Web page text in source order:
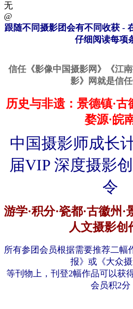
无
@
跟随不同摄影团会有不同收获 -
仔细阅读每项
信任《影像中国摄影网》 《江
影》 网就是信
历史与非遗： 景德镇·古
婺源·皖
中国摄影师成长
届VIP 深度摄影
令
游学·积分·瓷都·古徽州 ·
人文摄影创
所有参团会员根据需要推荐二幅
报》 或《大众摄
等刊物上， 刊登2幅作品可以获
会员积2分